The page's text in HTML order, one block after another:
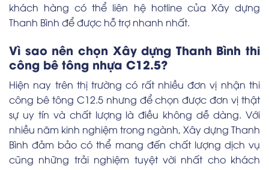
khách hàng có thể liên hệ hotline của Xây dựng
Thanh Bình để được hỗ trợ nhanh nhất.
Vì sao nên chọn Xây dựng Thanh Bình thi
công bê tông nhựa C12.5?
Hiện nay trên thị trường có rất nhiều đơn vị nhận thi
công bê tông C12.5 nhưng để chọn được đơn vị thật
sự uy tín và chất lượng là điều không dễ dàng. Với
nhiều năm kinh nghiệm trong ngành, Xây dựng Thanh
Bình đảm bảo có thể mang đến chất lượng dịch vụ
cũng những trải nghiệm tuyệt vời nhất cho khách